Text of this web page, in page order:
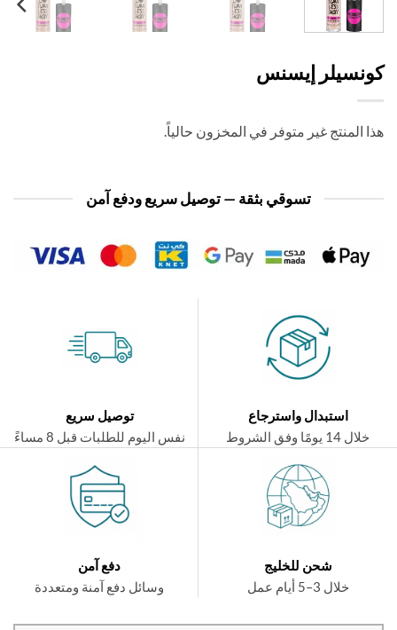
إيسنس
المنتج غير متوفر في المخزون حالياً.
تسوقي بثقة — توصيل سريع ودفع آمن
استبدال واسترجاع
توصيل سريع
نفس اليوم للطلبات قبل 8 مساءً
شحن للخليج
دفع آمن
وسائل دفع آمنة ومتعددة